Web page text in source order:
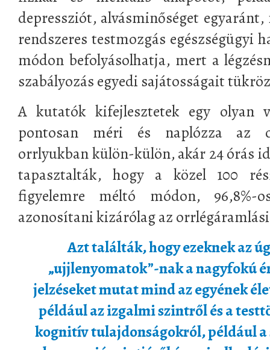
depressziót, alvásminőséget
rendszeres testmozgás egészségügyi
módon befolyásolhatja, mert a
szabályozás egyedi sajátosságait
A kutatók kifejlesztetek egy olyan
pontosan méri és naplózza az
orrlyukban külön-külön, akár 24 órás
tapasztalták, hogy a közel 100
figyelemre méltó módon, 96,8%-
azonosítani kizárólag az
Azt találták, hogy ezeknek az
„ujjlenyomatok”-nak a nagyfokú
jelzéseket mutat mind az egyének
például az izgalmi szintről és a
kognitív tulajdonságokról, például a